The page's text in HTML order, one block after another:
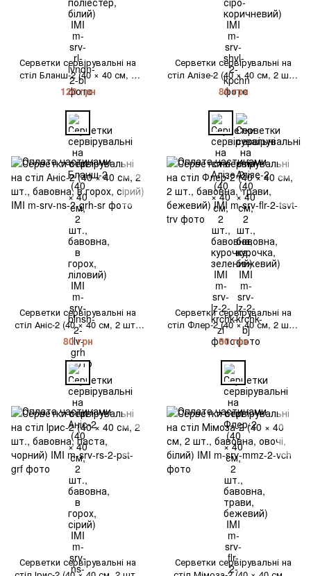
Серветки сервірувальні на
стіл Бланш-2 (40 × 40 см, 2
шт., бавовна, в горох,
ліловий) IMI
120 грн
Серветки сервірувальні на
стіл Алізе-2 (40 × 40 см, 2 шт.,
бавовна, курочка, зелений)
IMI
80 грн
Серветки сервірувальні на
стіл Аніс-2 (40 × 40 см, 2 шт.,
бавовна, в горох, сірий) IMI
80 грн
Серветки сервірувальні на
стіл Флер-2 (40 × 40 см, 2 шт.,
бавовна, трави, бежевий) IMI
80 грн
Серветки сервірувальні на
Серветки сервірувальні на